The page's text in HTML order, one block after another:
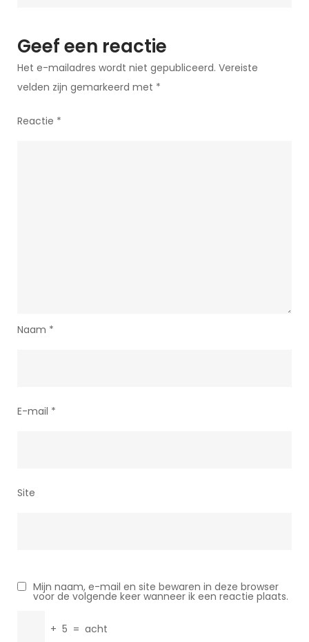
Geef een reactie
Het e-mailadres wordt niet gepubliceerd. Vereiste
velden zijn gemarkeerd met *
Reactie *
Naam *
E-mail *
Site
Mijn naam, e-mail en site bewaren in deze browser
voor de volgende keer wanneer ik een reactie plaats.
+ 5 = acht